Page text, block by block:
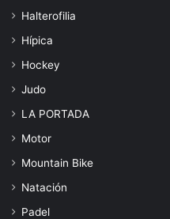
Halterofilia
Hípica
Hockey
Judo
LA PORTADA
Motor
Mountain Bike
Natación
Padel